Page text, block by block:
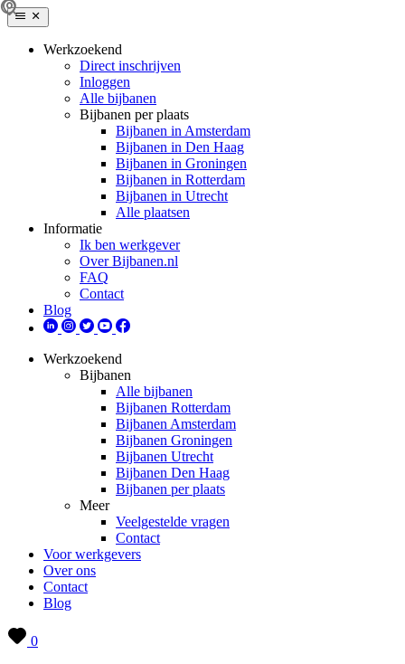
Werkzoekend
Direct inschrijven
Inloggen
Alle bijbanen
Bijbanen per plaats
Bijbanen in Amsterdam
Bijbanen in Den Haag
Bijbanen in Groningen
Bijbanen in Rotterdam
Bijbanen in Utrecht
Alle plaatsen
Informatie
Ik ben werkgever
Over Bijbanen.nl
FAQ
Contact
Blog
Werkzoekend
Bijbanen
Alle bijbanen
Bijbanen Rotterdam
Bijbanen Amsterdam
Bijbanen Groningen
Bijbanen Utrecht
Bijbanen Den Haag
Bijbanen per plaats
Meer
Veelgestelde vragen
Contact
Voor werkgevers
Over ons
Contact
Blog
0